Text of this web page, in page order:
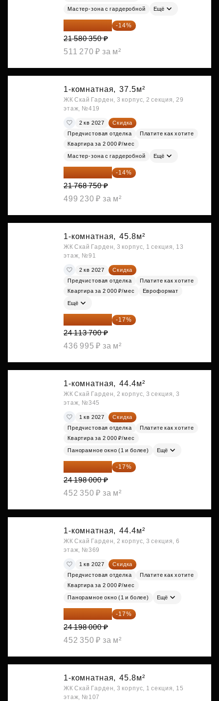
Мастер-зона с гардеробной Ещё
18 559 101 ₽ -14%
21 580 350 ₽
511 270 ₽ за м²
1-комнатная, 37.5м²
ЖК Скай Гарден, 3 корпус, 2 секция, 29
этаж, №419
2 кв 2027
Скидка
Предчистовая отделка
Платите как хотите
Квартира за 2 000 ₽/мес
Мастер-зона с гардеробной Ещё
18 721 125 ₽ -14%
21 768 750 ₽
499 230 ₽ за м²
1-комнатная, 45.8м²
ЖК Скай Гарден, 3 корпус, 1 секция, 13
этаж, №91
2 кв 2027
Скидка
Предчистовая отделка
Платите как хотите
Квартира за 2 000 ₽/мес
Евроформат
Ещё
20 014 371 ₽ -17%
24 113 700 ₽
436 995 ₽ за м²
1-комнатная, 44.4м²
ЖК Скай Гарден, 2 корпус, 3 секция, 3
этаж, №345
1 кв 2027
Скидка
Предчистовая отделка
Платите как хотите
Квартира за 2 000 ₽/мес
Панорамное окно (1 и более) Ещё
20 084 340 ₽ -17%
24 198 000 ₽
452 350 ₽ за м²
1-комнатная, 44.4м²
ЖК Скай Гарден, 2 корпус, 3 секция, 6
этаж, №369
1 кв 2027
Скидка
Предчистовая отделка
Платите как хотите
Квартира за 2 000 ₽/мес
Панорамное окно (1 и более) Ещё
20 084 340 ₽ -17%
24 198 000 ₽
452 350 ₽ за м²
1-комнатная, 45.8м²
ЖК Скай Гарден, 3 корпус, 1 секция, 15
этаж, №107